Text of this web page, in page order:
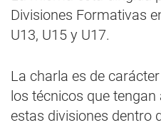
Divisiones Formativas
U13, U15 y U17.
La charla es de
los técnicos que
estas divisiones dentro